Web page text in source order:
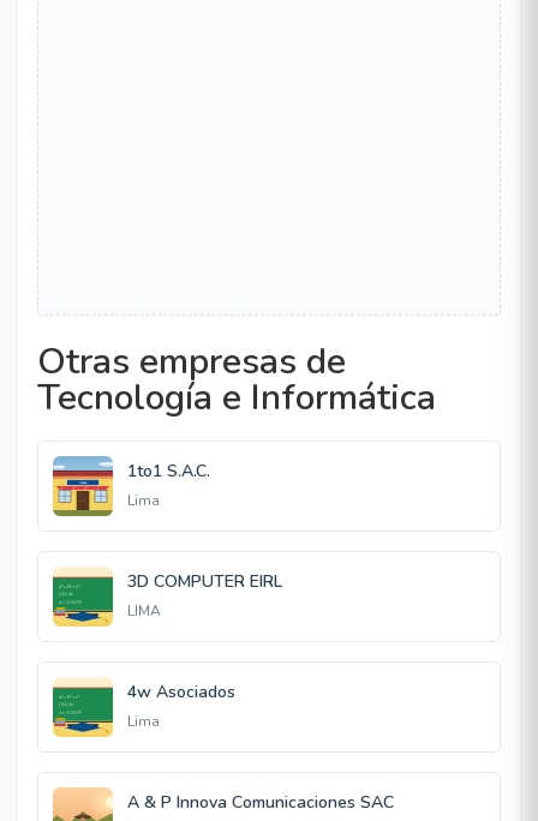
Otras empresas de
Tecnología e Informática
1to1 S.A.C.
Lima
3D COMPUTER EIRL
LIMA
4w Asociados
Lima
A & P Innova Comunicaciones SAC